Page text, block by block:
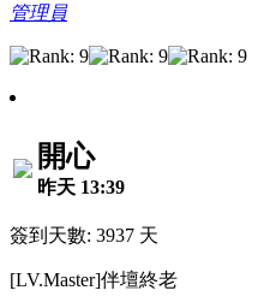
管理員
開心
昨天 13:39
簽到天數: 3937 天
[LV.Master]伴壇終老